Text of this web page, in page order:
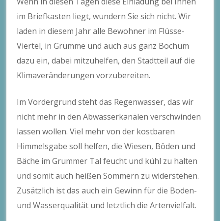
im Briefkasten liegt, wundern Sie sich nicht. Wir
laden in diesem Jahr alle Bewohner im Flüsse-
Viertel, in Grumme und auch aus ganz Bochum
dazu ein, dabei mitzuhelfen, den Stadtteil auf die
Klimaveränderungen vorzubereiten.
Im Vordergrund steht das Regenwasser, das wir
nicht mehr in den Abwasserkanälen verschwinden
lassen wollen. Viel mehr von der kostbaren
Himmelsgabe soll helfen, die Wiesen, Böden und
Bäche im Grummer Tal feucht und kühl zu halten
und somit auch heißen Sommern zu widerstehen.
Zusätzlich ist das auch ein Gewinn für die Boden-
und Wasserqualität und letztlich die Artenvielfalt.